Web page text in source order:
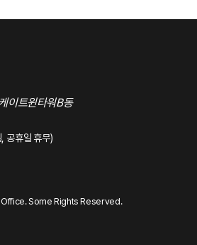
이트윈타워B동
공휴일 휴무)
Some Rights Reserved.